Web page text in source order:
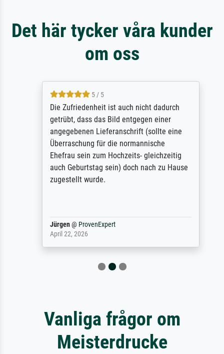
Det här tycker våra kunder
om oss
5 / 5
Die Zufriedenheit ist auch nicht dadurch
getrübt, dass das Bild entgegen einer
angegebenen Lieferanschrift (sollte eine
Überraschung für die normannische
Ehefrau sein zum Hochzeits- gleichzeitig
auch Geburtstag sein) doch nach zu Hause
zugestellt wurde.
Jürgen@ProvenExpert
April 22, 2026
Vanliga frågor om
Meisterdrucke